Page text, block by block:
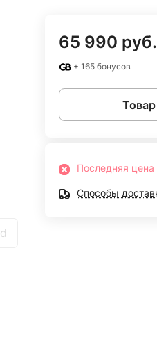
65 990 руб.
+ 165 бонусов
Товар
Последняя цена
Способы